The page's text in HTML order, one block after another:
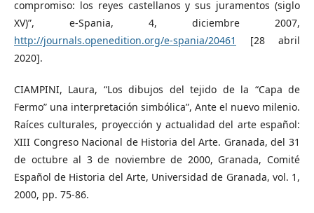
compromiso: los reyes castellanos y sus juramentos (siglo
XV)”, e-Spania, 4, diciembre 2007,
http://journals.openedition.org/e-spania/20461
[28 abril
2020].
CIAMPINI, Laura, “Los dibujos del tejido de la “Capa de
Fermo” una interpretación simbólica”, Ante el nuevo milenio.
Raíces culturales, proyección y actualidad del arte español:
XIII Congreso Nacional de Historia del Arte. Granada, del 31
de octubre al 3 de noviembre de 2000, Granada, Comité
Español de Historia del Arte, Universidad de Granada, vol. 1,
2000, pp. 75-86.